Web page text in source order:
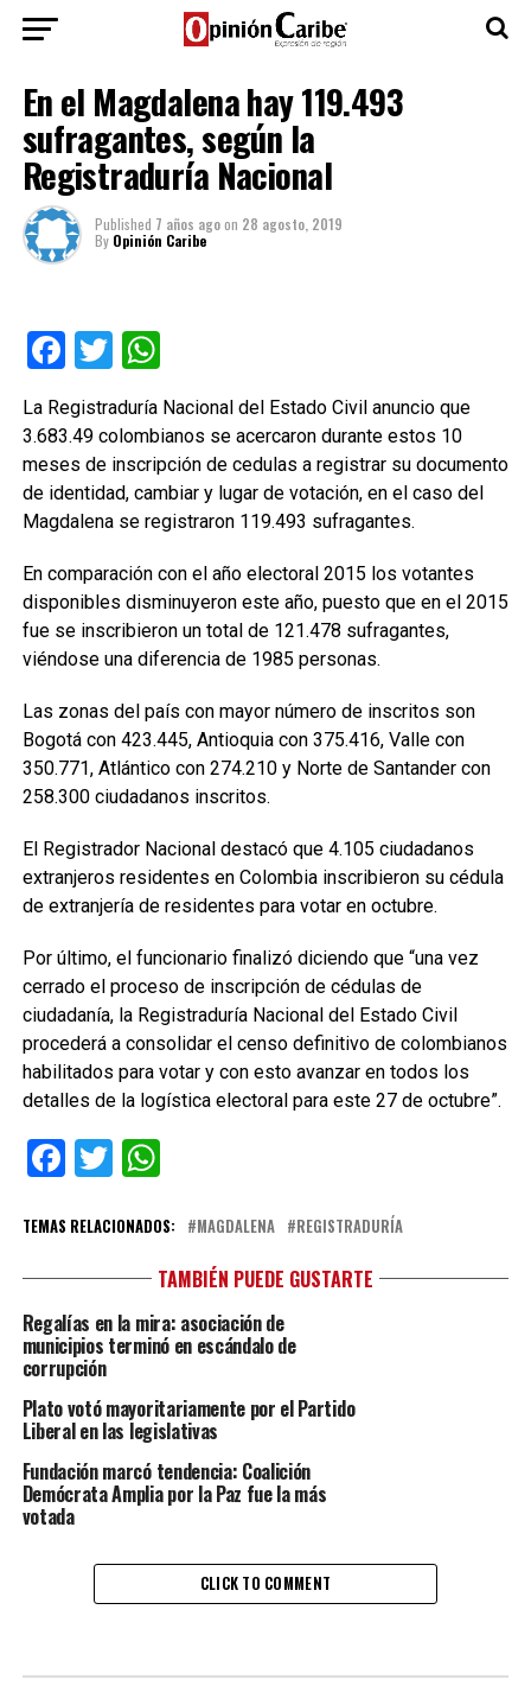
En el Magdalena hay 119.493
sufragantes, según la
Registraduría Nacional
Published 7 años agoon 28 agosto, 2019
By Opinión Caribe
Facebook
TwitterWhatsApp
La Registraduría Nacional del Estado Civil anuncio que
3.683.49 colombianos se acercaron durante estos 10
meses de inscripción de cedulas a registrar su documento
de identidad, cambiar y lugar de votación, en el caso del
Magdalena se registraron 119.493 sufragantes.
En comparación con el año electoral 2015 los votantes
disponibles disminuyeron este año, puesto que en el 2015
fue se inscribieron un total de 121.478 sufragantes,
viéndose una diferencia de 1985 personas.
Las zonas del país con mayor número de inscritos son
Bogotá con 423.445, Antioquia con 375.416, Valle con
350.771, Atlántico con 274.210 y Norte de Santander con
258.300 ciudadanos inscritos.
El Registrador Nacional destacó que 4.105 ciudadanos
extranjeros residentes en Colombia inscribieron su cédula
de extranjería de residentes para votar en octubre.
Por último, el funcionario finalizó diciendo que “una vez
cerrado el proceso de inscripción de cédulas de
ciudadanía, la Registraduría Nacional del Estado Civil
procederá a consolidar el censo definitivo de colombianos
habilitados para votar y con esto avanzar en todos los
detalles de la logística electoral para este 27 de octubre”.
Facebook
TwitterWhatsApp
TEMAS RELACIONADOS: MAGDALENA REGISTRADURÍA
TAMBIÉN PUEDE GUSTARTE
Regalías en la mira: asociación de
municipios terminó en escándalo de
corrupción
Plato votó mayoritariamente por el Partido
Liberal en las legislativas
Fundación marcó tendencia: Coalición
Demócrata Amplia por la Paz fue la más
votada
CLICK TO COMMENT